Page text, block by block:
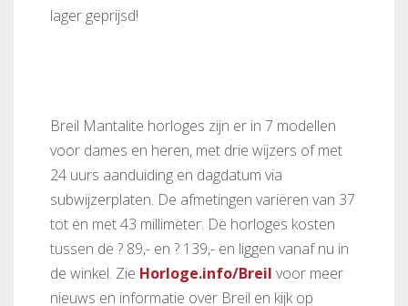
lager geprijsd!
Breil Mantalite horloges zijn er in 7 modellen
voor dames en heren, met drie wijzers of met
24 uurs aanduiding en dagdatum via
subwijzerplaten. De afmetingen variëren van 37
tot en met 43 millimeter. De horloges kosten
tussen de ? 89,- en ? 139,- en liggen vanaf nu in
de winkel. Zie Horloge.info/Breil voor meer
nieuws en informatie over Breil en kijk op